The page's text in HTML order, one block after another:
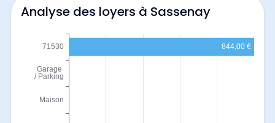
Analyse des loyers à Sassenay